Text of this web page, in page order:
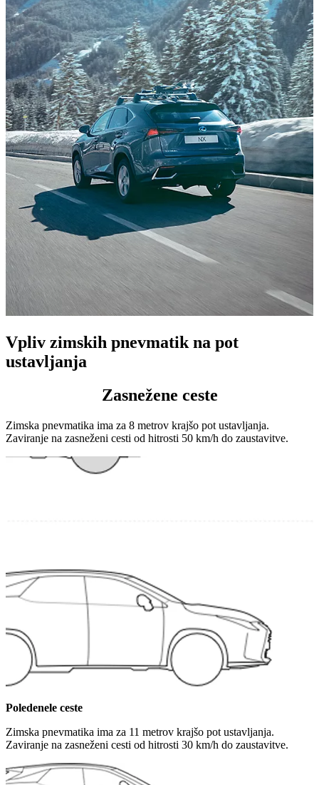
Vpliv zimskih pnevmatik na pot
ustavljanja
Zasnežene ceste
Zimska pnevmatika ima za 8 metrov krajšo pot ustavljanja.
Zaviranje na zasneženi cesti od hitrosti 50 km/h do zaustavitve.
Poledenele ceste
Zimska pnevmatika ima za 11 metrov krajšo pot ustavljanja.
Zaviranje na zasneženi cesti od hitrosti 30 km/h do zaustavitve.